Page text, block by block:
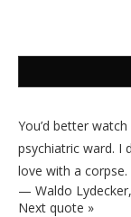
You’d better
psychiatric ward. I
love with a corpse.
— Waldo Lydecker,
Next quote »